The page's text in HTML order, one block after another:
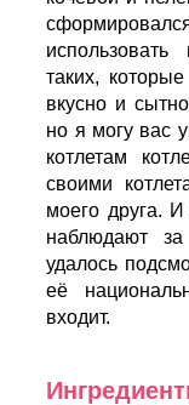
таких,
вкусно и
но я могу вас
котлетам
своими
моего друга. И
наблюдают
удалось
её
входит.